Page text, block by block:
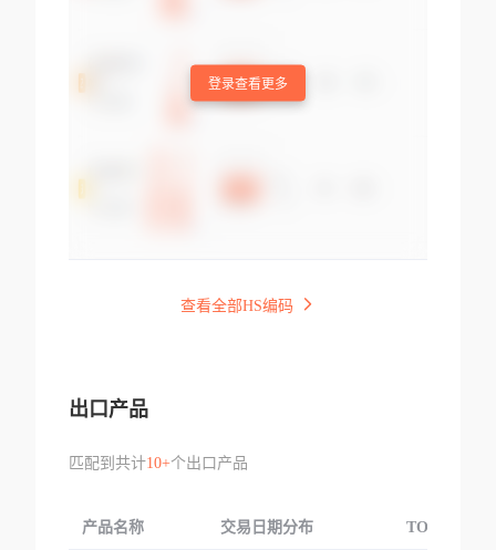
登录查看更多
查看全部HS编码
出口产品
匹配到共计10+个出口产品
产品名称 交易日期分布 TOP3交易国